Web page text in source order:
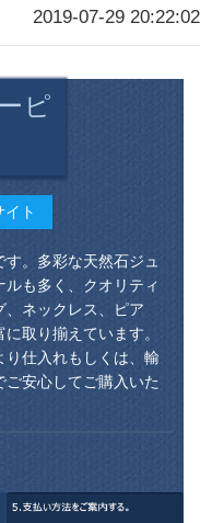
2019-07-29 20:22:02
ピ
ト
。多彩な天然石ジュ
も多く、クオリティ
、ネックレス、ピア
取り揃えています。
り仕入れもしくは、輸
ご安心してご購入いた